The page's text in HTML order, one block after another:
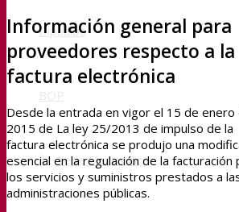
Dipualba
Sede Electrónica
Información general para
proveedores respecto a la
factura electrónica
Desde la entrada en vigor el 15 de enero
2015 de La ley 25/2013 de impulso de la
factura electrónica se produjo una
esencial en la regulación de la facturación
los servicios y suministros prestados a
administraciones públicas.